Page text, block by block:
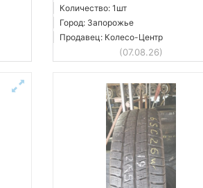
Количество: 1шт
Город: Запорожье
Продавец: Колесо-Центр
(07.08.26)